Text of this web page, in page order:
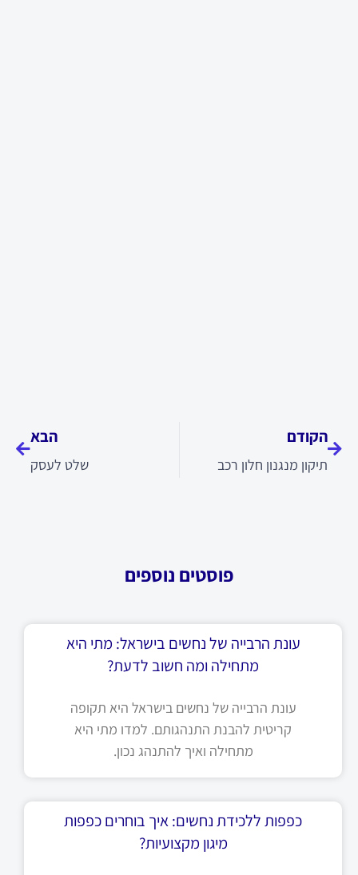
הקודם
תיקון מנגנון חלון רכב
הבא
שלט לעסק
פוסטים נוספים
עונת הרבייה של נחשים בישראל: מתי היא
מתחילה ומה חשוב לדעת?
עונת הרבייה של נחשים בישראל היא תקופה
קריטית להבנת התנהגותם. למדו מתי היא
מתחילה ואיך להתנהג נכון.
כפפות ללכידת נחשים: איך בוחרים כפפות
מיגון מקצועיות?